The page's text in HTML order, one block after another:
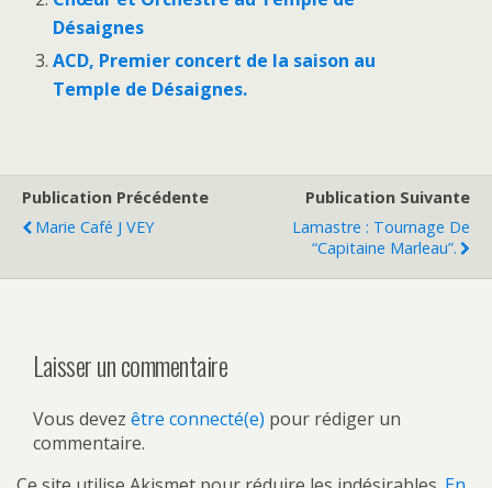
Désaignes
ACD, Premier concert de la saison au
Temple de Désaignes.
Publication Précédente
Marie Café J VEY
Publication Suivante
Lamastre : Tournage De
“Capitaine Marleau”.
Laisser un commentaire
Vous devez être connecté(e) pour rédiger un
commentaire.